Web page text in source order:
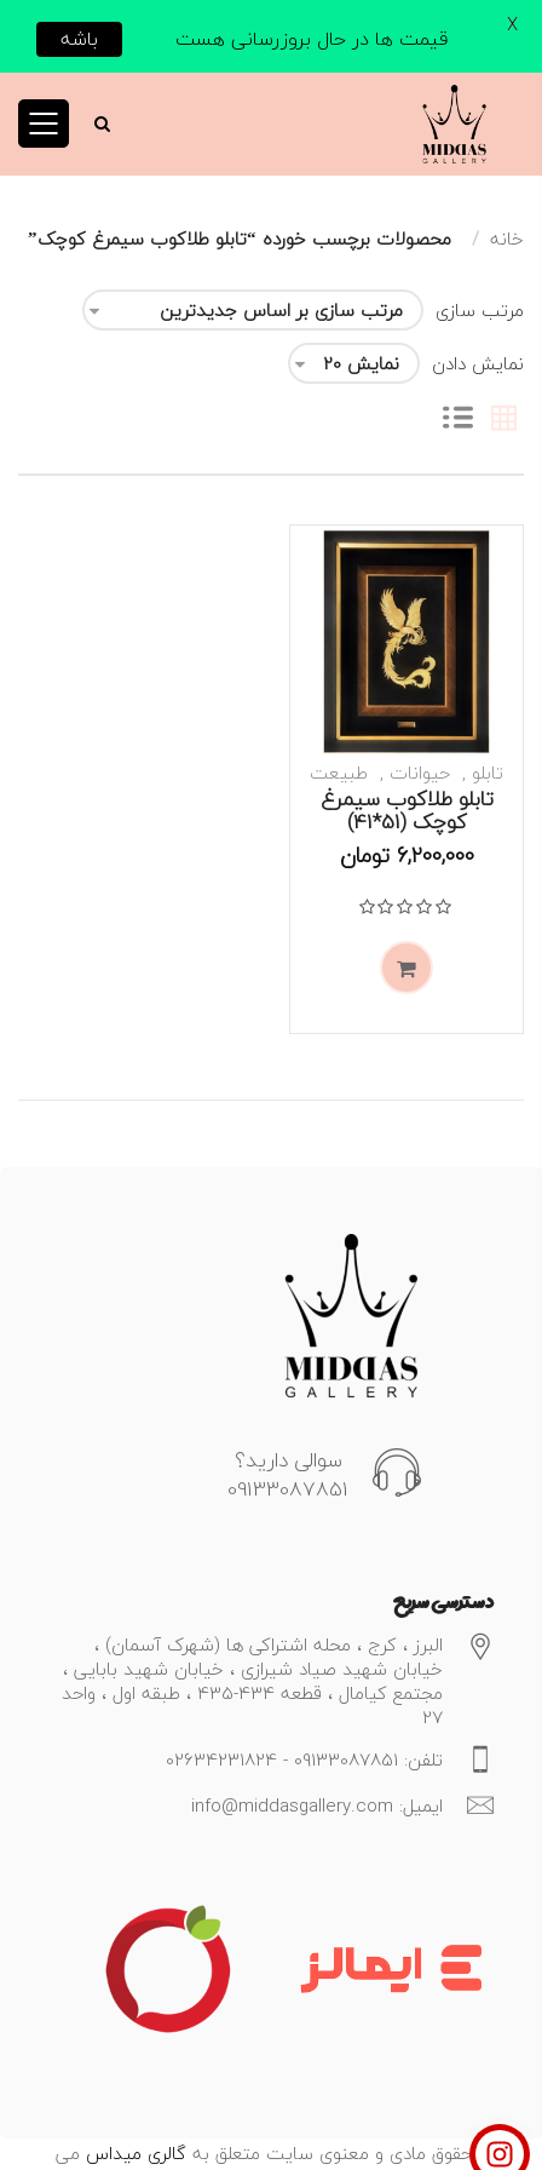
خانه محصولات برچسب خورده “تابلو طلاکوب سیمرغ کوچک”
مرتب سازی
نمایش دادن
موجود است
تابلو حیوانات طبیعت
تابلو طلاکوب سیمرغ
کوچک (51*41)
6,200,000 تومان
نمره0از 5
قیمت ها در حال بروزرسانی هست باشه X
سوالی دارید؟
09133087851
دسترسی سریع
البرز ، کرج ، محله اشتراکی ها (شهرک آسمان) ،
خیابان شهید صیاد شیرازی ، خیابان شهید بابایی ،
مجتمع کیامال ، قطعه 434-435 ، طبقه اول ، واحد
27
تلفن: 09133087851 - 02634231824
ایمیل: info@middasgallery.com
تمامی حقوق مادی و معنوی سایت متعلق بهگالری میداس می